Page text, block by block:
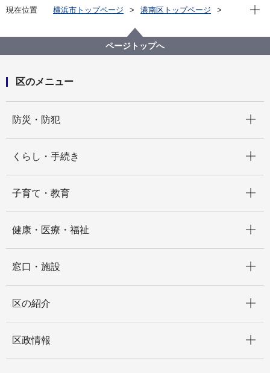
現在位置 横浜市トップページ
港南区トップページ
現在
ページトップへ
区のメニュー
防災・防犯
くらし・手続き
子育て・教育
健康・医療・福祉
窓口・施設
区の紹介
区政情報